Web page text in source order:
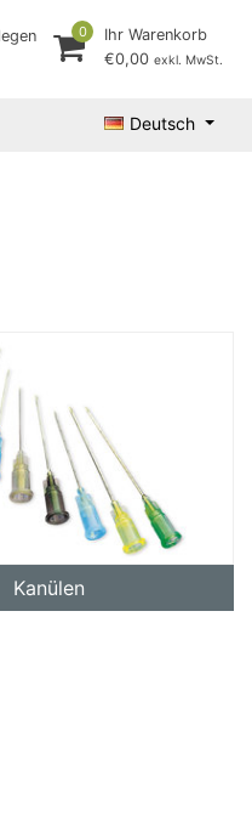
0
Ihr Warenkorb
€0,00 exkl. MwSt.
Deutsch
Kanülen